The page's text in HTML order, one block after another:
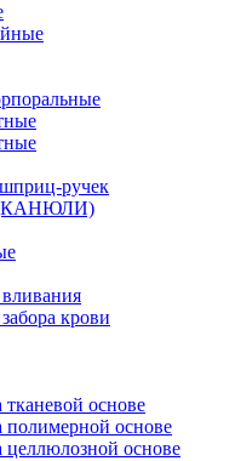
ручек
(КАНЮЛИ)
крови
основе
полимерной основе
основе